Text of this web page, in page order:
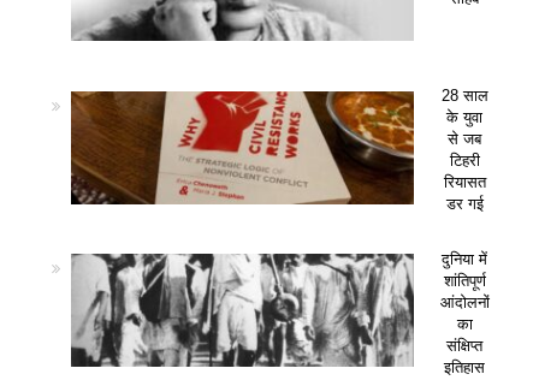
28 साल
के युवा
से जब
टिहरी
रियासत
डर गई
दुनिया में
शांतिपूर्ण
आंदोलनों
का
संक्षिप्त
इतिहास